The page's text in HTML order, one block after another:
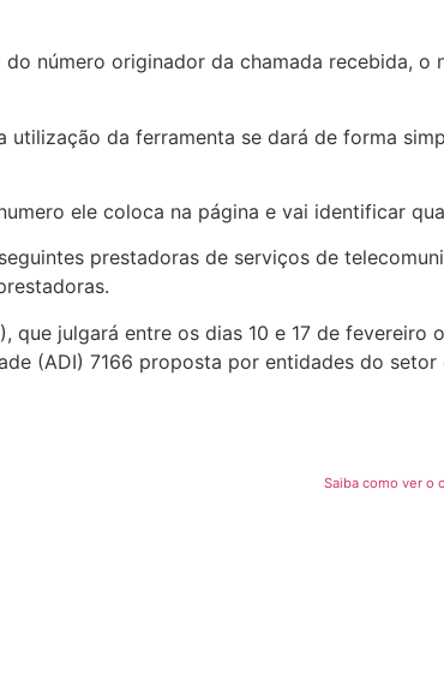
número originador da chamada recebida, o
da ferramenta se dará de forma
ele coloca na página e vai identificar
prestadoras de serviços de
julgará entre os dias 10 e 17 de fevereiro
(ADI) 7166 proposta por entidades do
Saiba como ver o